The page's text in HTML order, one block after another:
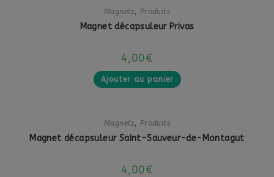
Magnets Produits
Magnet décapsuleur Privas
4,00€
Ajouter au panier
Magnets, Produits
Magnet décapsuleur Saint-Sauveur-de-Montagut
4,00€